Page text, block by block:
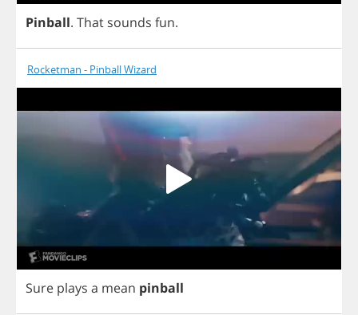
Pinball. That sounds fun.
Rocketman - Pinball Wizard
Sure plays a mean pinball